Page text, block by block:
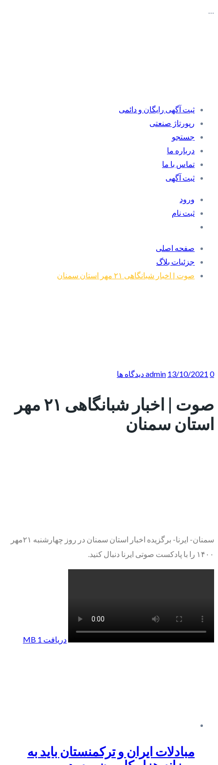
…
ثبت آگهی رایگان و دائمی
رپورتاژ صنعتی
جستجو
درباره ما
تماس با ما
ثبت آگهی
ورود
ثبت نام
صفحه اصلی
جزئیات بلاگ
صوت | اخبار شبانگاهی ۲۱ مهر استان سمنان
admin 13/10/2021 0 دیدگاه ها
صوت | اخبار شبانگاهی ۲۱ مهر
استان سمنان
سمنان- ایرنا- برگزیده اخبار استان سمنان در روز چهارشنبه ۲۱مهر
۱۴۰۰ را با پادکست صوتی ایرنا دنبال کنید.
دریافت 1 MB
مبادلات ایران و ترکمنستان باید به